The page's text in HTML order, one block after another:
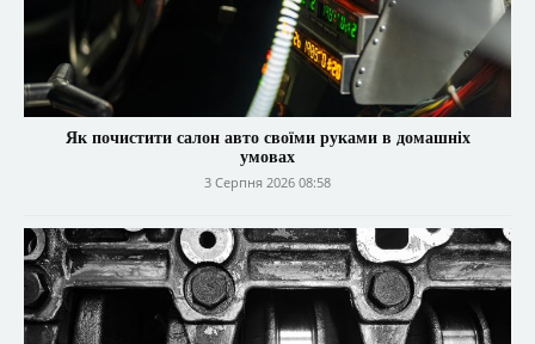
Як почистити салон авто своїми руками в домашніх
умовах
3 Серпня 2026 08:58